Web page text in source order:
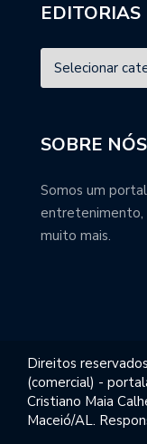
EDITORIAS
SOBRE NÓS
Somos um
entretenimento,
muito mais.
Direitos
(comercial) -
Cristiano Maia
Maceió/AL.